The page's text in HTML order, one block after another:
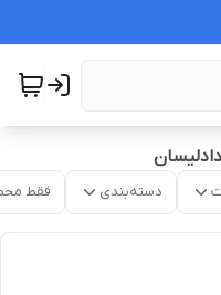
دسته‌بندی فقط